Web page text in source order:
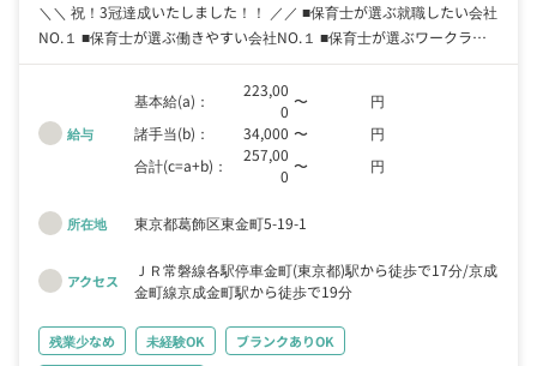
＼＼ 祝！3冠達成いたしました！！ ／／ ■保育士が選ぶ就職したい会社
NO.１ ■保育士が選ぶ働きやすい会社NO.１ ■保育士が選ぶワークライ
フバランスがとれる会社NO.１ ※国際マーケティングリサーチ社調べ
給与
基本給(a)：
223,00
0
〜
円
諸手当(b)：
34,000 〜
円
合計(c=a+b)：
257,00
0
〜 円
所在地 東京都葛飾区東金町5-19-1
アクセス
ＪＲ常磐線各駅停車金町(東京都)駅から徒歩で17分 京成
金町線京成金町駅から徒歩で19分
残業少なめ 未経験OK
ブランクありOK